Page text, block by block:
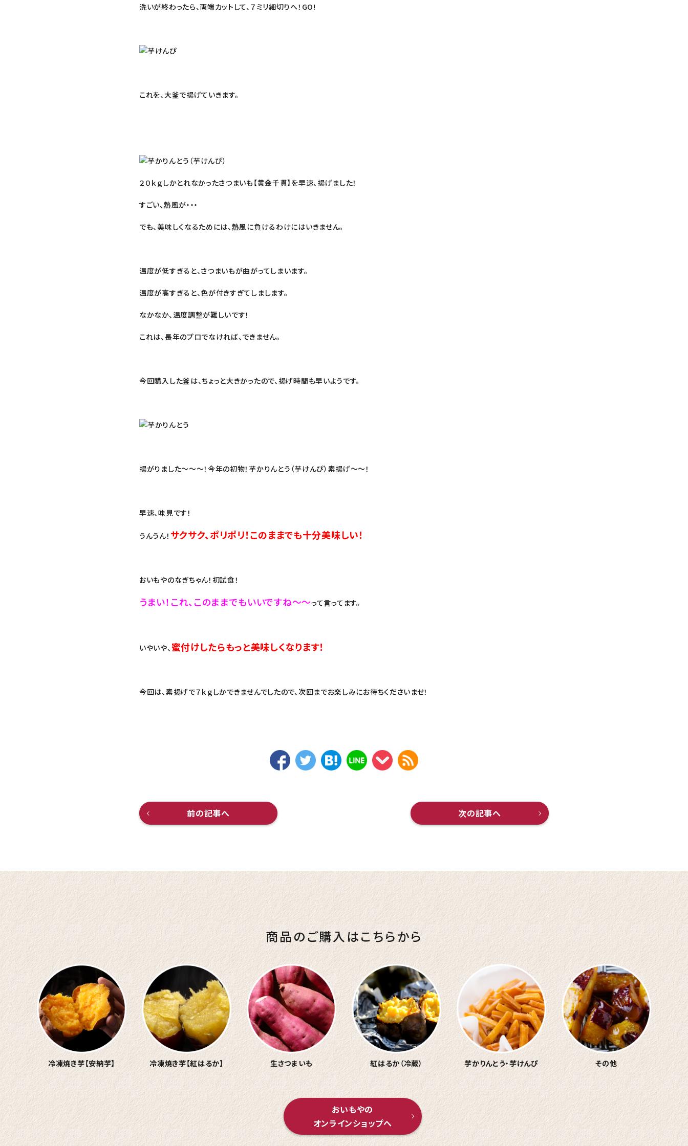
洗いが終わったら、両端カットして、７ミリ細切りへ！GO!
これを、大釜で揚げていきます。
２０ｋｇしかとれなかったさつまいも【黄金千貫】を早速、揚げました！
すごい、熱風が・・・
でも、美味しくなるためには、熱風に負けるわけにはいきません。
温度が低すぎると、さつまいもが曲がってしまいます。
温度が高すぎると、色が付きすぎてしまします。
なかなか、温度調整が難しいです！
これは、長年のプロでなければ、できません。
今回購入した釜は、ちょっと大きかったので、揚げ時間も早いようです。
揚がりました～～～！今年の初物！芋かりんとう（芋けんぴ）素揚げ～～！
早速、味見です！
うんうん！ サクサク、ポリポリ！このままでも十分美味しい！
おいもやのなぎちゃん！初試食！
うまい！これ、このままでもいいですね～～って言ってます。
いやいや、蜜付けしたらもっと美味しくなります！
今回は、素揚げで７ｋｇしかできませんでしたので、次回までお楽しみにお待ちくださいませ！
前の記事へ 次の記事へ
商品のご購入はこちらから
冷凍焼き芋【安納芋】 冷凍焼き芋【紅はるか】 生さつまいも 紅はるか（冷蔵） 芋かりんとう・芋けんぴ その他
おいもやの
オンラインショップへ